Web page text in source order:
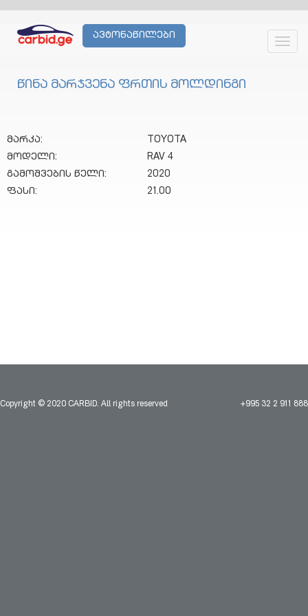
ავტონაწილები
წინა მარჯვენა ფრთის მოლდინგი
მარკა:
TOYOTA
მოდელი:
RAV 4
გამოშვების წელი:
2020
ფასი:
21.00
Copyright © 2020 CARBID. All rights reserved +995 32 2 911 888